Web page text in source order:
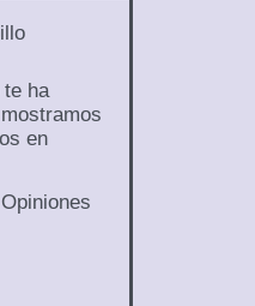
ha
en